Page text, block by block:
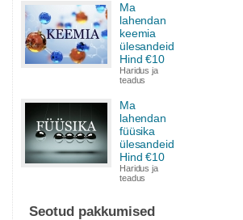
Ma
lahendan
keemia
ülesandeid
Hind €10
Haridus ja
teadus
Ma
lahendan
füüsika
ülesandeid
Hind €10
Haridus ja
teadus
Seotud pakkumised